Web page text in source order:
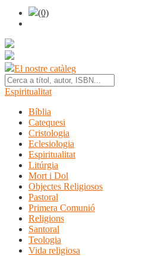
(0)
El nostre catàleg
Espiritualitat
Bíblia
Catequesi
Cristologia
Eclesiologia
Espiritualitat
Litúrgia
Mort i Dol
Objectes Religiosos
Pastoral
Primera Comunió
Religions
Santoral
Teologia
Vida religiosa